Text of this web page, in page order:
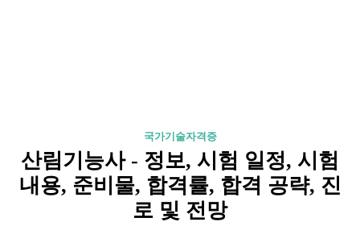
국가기술자격증
산림기능사 - 정보, 시험 일정, 시험
내용, 준비물, 합격률, 합격 공략, 진
로 및 전망